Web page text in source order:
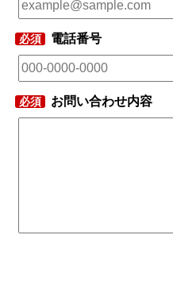
必須 電話番号
必須 お問い合わせ内容